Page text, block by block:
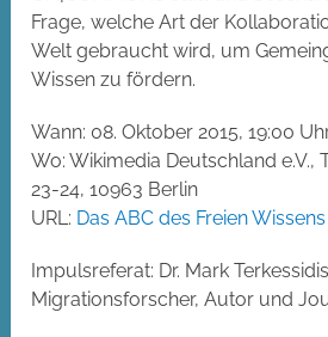
Frage, welche Art der
Welt gebraucht wird, um
Wissen zu fördern.
Wann: 08. Oktober 2015, 19:00
Wo: Wikimedia Deutschland e.V.,
23-24, 10963 Berlin
URL: Das ABC des Freien Wissens
Impulsreferat: Dr. Mark
Migrationsforscher, Autor und